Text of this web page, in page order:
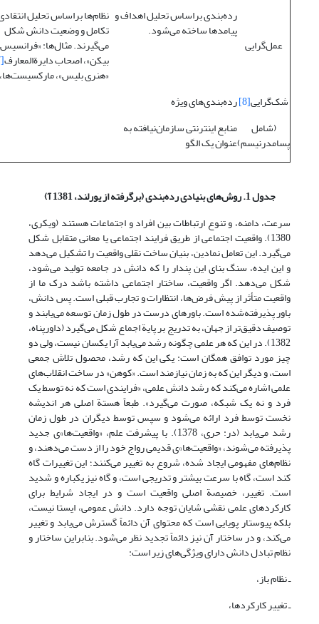
عمل‌‌گرایی
رده‌بندی براساس تحلیل اهداف و
پیامدها ساخته می‌شود.
نظام‌ها براساس تحلیل
تکامل و وضعیت دانش شکل
می‌گیرند. مثال‌ها: «فرانسیس
بیکن»، اصحاب دایرة‌المعارف[7]
«هنری بلیس»،
شک‌گرایی[8]
(شامل
پسامدرنیسم)
رده‌بندی‌های ویژه
منابع اینترنتی سازمان‌نیافته به
عنوان یک الگو
جدول 1. روش‌های بنیادی رده‌بندی (برگرفته از یورلند، 1381 آ)
سرعت، دامنه، و تنوع ارتباطات بین افراد و اجتماعات هستند (ویکری،
1380). واقعیت اجتماعی از طریق فرایند اجتماعی یا معانی متقابل شکل
می‌گیرد. این تعامل نمادین، بنیان ساخت نقلی واقعیت را تشکیل می‌دهد
و این ایده، سنگ بنای این پندار را که دانش در جامعه تولید می‌شود،
شکل می‌دهد. اگر واقعیت، ساختار اجتماعی داشته باشد درک ما از
واقعیت متأثر از پیش فرض‌ها، انتظارات و تجارب قبلی است. پس دانش،
باور پذیرفته‌شده است. باورهای درست در طول زمان توسعه می‌یابند و
توصیف دقیق‌تر از جهان، به تدریج بر پایة اجماع شکل می‌گیرد (داورپناه،
1382). در این که هر علمی چگونه رشد می‌یابد آرا یکسان نیست، ولی دو
چیز مورد توافق همگان است: یکی این که رشد، محصول تلاش جمعی
است، و دیگر این که به زمان نیازمند است. «کوهن» در ساخت انقلاب‌های
علمی اشاره می‌کند که رشد دانش علمی، «فرایندی است که نه توسط یک
فرد و نه یک شبکه، صورت می‌گیرد». طبعاً هستة اصلی هر اندیشه
نخست توسط فرد ارائه می‌شود و سپس توسط دیگران در طول زمان
رشد می‌یابد (در: حری، 1378). با پیشرفت علم، «واقعیت‌ها»‌ی جدید
پذیرفته می‌شوند، «واقعیت‌ها»‌ی قدیمی رواج خود را از دست می‌دهند، و
نظام‌های مفهومی ایجاد شده، شروع به تغییر می‌کنند؛ این تغییرات گاه
کند است، گاه با سرعت بیشتر و تدریجی است، و گاه نیز یکباره و شدید
است. تغییر، خصیصة اصلی واقعیت است و در ایجاد شرایط برای
کارکردهای علمی نقشی شایان توجه دارد. دانش عمومی، ایستا نیست،
بلکه پیوستار پویایی است که محتوای آن دائماً گسترش می‌یابد و تغییر
می‌کند، و در ساختار آن نیز دائماً تجدید نظر می‌شود. بنابراین ساختار و
نظام تبادل دانش دارای ویژگی‌های زیر است:
ـ نظام باز،
ـ تغییر کارکردها،